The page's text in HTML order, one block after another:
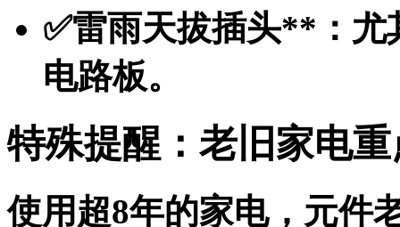
✅雷雨天拔插头**：尤
电路板。
特殊提醒：老旧家电
使用超8年的家电，元件